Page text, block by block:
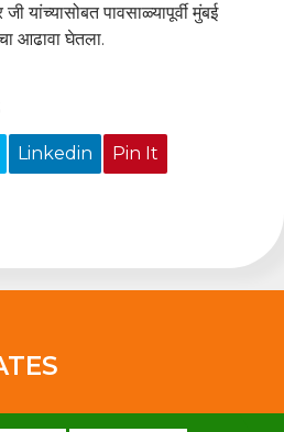
जी यांच्यासोबत पावसाळ्यापूर्वी मुंबई
आढावा घेतला.
Linkedin Pin It